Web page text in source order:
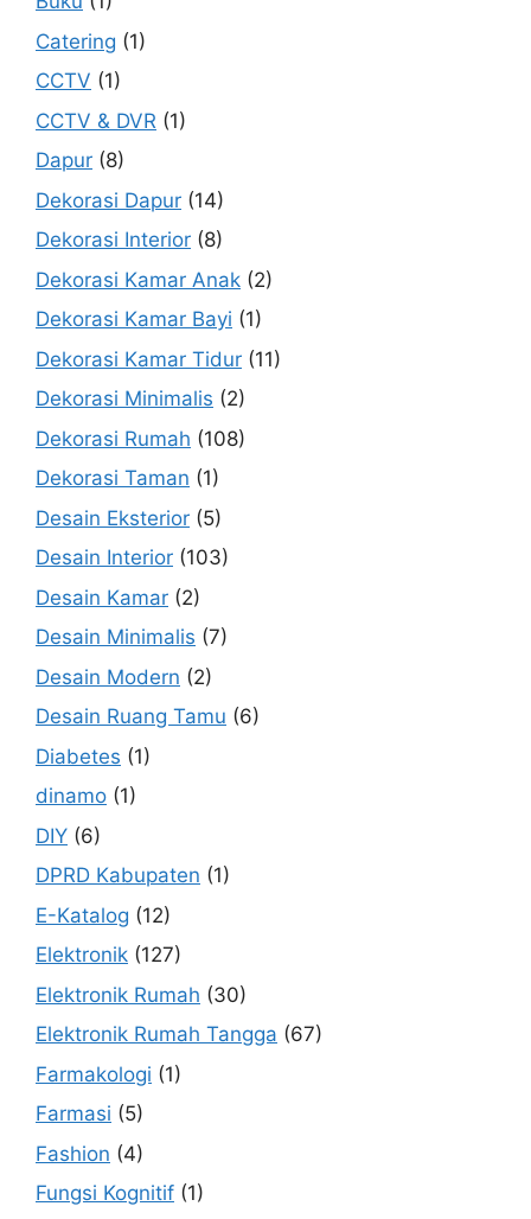
Catering (1)
CCTV (1)
CCTV & DVR (1)
Dapur (8)
Dekorasi Dapur (14)
Dekorasi Interior (8)
Dekorasi Kamar Anak (2)
Dekorasi Kamar Bayi (1)
Dekorasi Kamar Tidur (11)
Dekorasi Minimalis (2)
Dekorasi Rumah (108)
Dekorasi Taman (1)
Desain Eksterior (5)
Desain Interior (103)
Desain Kamar (2)
Desain Minimalis (7)
Desain Modern (2)
Desain Ruang Tamu (6)
Diabetes (1)
dinamo (1)
DIY (6)
DPRD Kabupaten (1)
E-Katalog (12)
Elektronik (127)
Elektronik Rumah (30)
Elektronik Rumah Tangga (67)
Farmakologi (1)
Farmasi (5)
Fashion (4)
Fungsi Kognitif (1)